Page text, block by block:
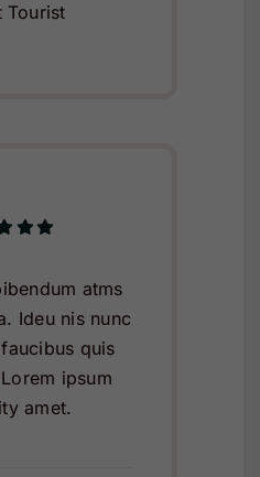
Tourist
atms
Ideu nis nunc
quis
ipsum
amet.